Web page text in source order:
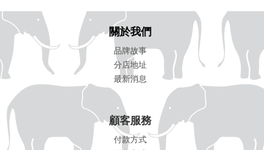
關於我們
品牌故事
分店地址
最新消息
顧客服務
付款方式